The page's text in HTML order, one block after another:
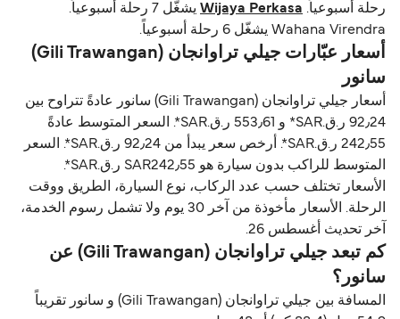
رحلة أسبوعياً. Wijaya Perkasa
يشغّل 7 رحلة أسبوعياً.
Wahana Virendra يشغّل 6 رحلة أسبوعياً.
أسعار عبّارات جيلي تراوانجان (Gili Trawangan)
سانور
أسعار جيلي تراوانجان (Gili Trawangan) سانور عادةً تتراوح بين
92٫24 ر.ق.‏SAR* و 553٫61 ر.ق.‏SAR*. السعر المتوسط عادةً
242٫55 ر.ق.‏SAR*. أرخص سعر يبدأ من 92٫24 ر.ق.‏SAR*. السعر
المتوسط للراكب بدون سيارة هو SAR242٫55 ر.ق.‏SAR*.
الأسعار تختلف حسب عدد الركاب، نوع السيارة، الطريق ووقت
الرحلة. الأسعار مأخوذة من آخر 30 يوم ولا تشمل رسوم الخدمة،
آخر تحديث أغسطس 26.
كم تبعد جيلي تراوانجان (Gili Trawangan) عن
سانور؟
المسافة بين جيلي تراوانجان (Gili Trawangan) و سانور تقريباً